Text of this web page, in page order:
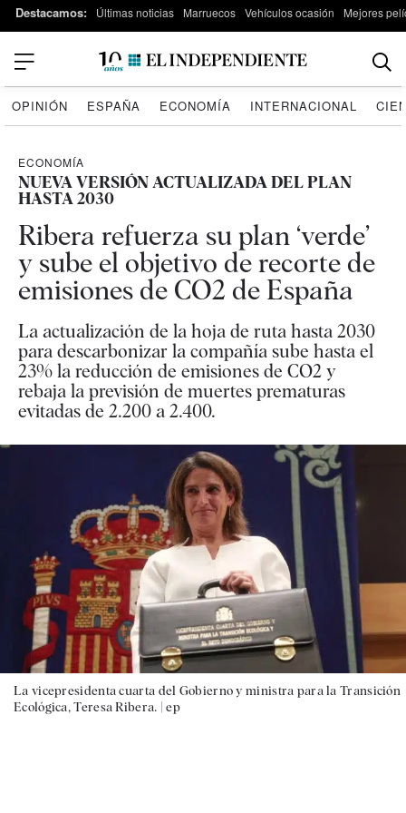
Destacamos: Últimas noticias Marruecos Vehículos ocasión Mejores
OPINIÓN ESPAÑA ECONOMÍA INTERNACIONAL
ECONOMÍA
NUEVA VERSIÓN ACTUALIZADA DEL PLAN
HASTA 2030
Ribera refuerza su plan ‘verde’
y sube el objetivo de recorte de
emisiones de CO2 de España
La actualización de la hoja de ruta hasta 2030
para descarbonizar la compañía sube hasta el
23% la reducción de emisiones de CO2 y
rebaja la previsión de muertes prematuras
evitadas de 2.200 a 2.400.
La vicepresidenta cuarta del Gobierno y ministra para la Transición
Ecológica, Teresa Ribera. |ep